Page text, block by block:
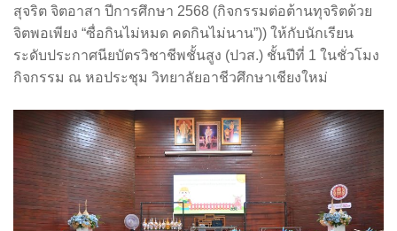
สุจริต จิตอาสา ปีการศึกษา 2568 (กิจกรรมต่อต้านทุจริตด้วย
จิตพอเพียง “ซื่อกินไม่หมด คดกินไม่นาน”)) ให้กับนักเรียน
ระดับประกาศนียบัตรวิชาชีพชั้นสูง (ปวส.) ชั้นปีที่ 1 ในชั่วโมง
กิจกรรม ณ หอประชุม วิทยาลัยอาชีวศึกษาเชียงใหม่